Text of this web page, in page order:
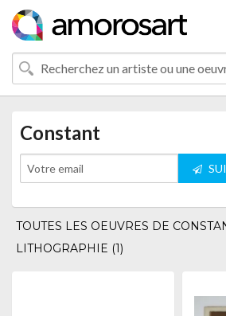
Constant
TOUTES LES OEUVRES DE
LITHOGRAPHIE (1)